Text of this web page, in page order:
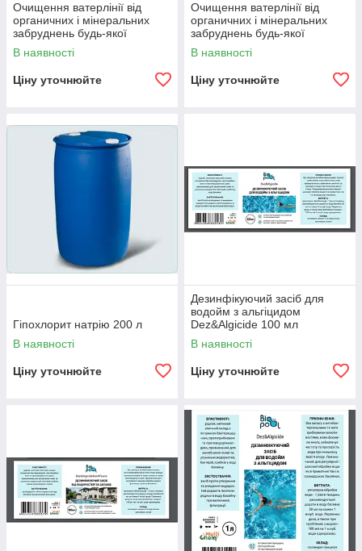
Очищення ватерлінії від
органичних і мінеральних
забруднень будь-якої
складності Cleaning the
waterline 5 л
В наявності
Ціну уточнюйте
Очищення ватерлінії від
органичних і мінеральних
забруднень будь-якої
складності Cleaning the
waterline 1 л
В наявності
Ціну уточнюйте
Гіпохлорит натрію 200 л
В наявності
Ціну уточнюйте
Дезинфікуючий засіб для
водойм з альгіцидом
Dez&Algicide 100 мл
В наявності
Ціну уточнюйте